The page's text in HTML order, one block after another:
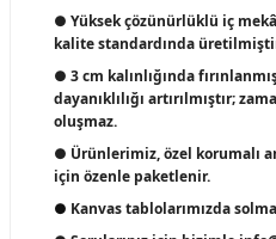
● Yüksek çözünürlüklü iç
kalite standardında
● 3 cm kalınlığında
dayanıklılığı artırılmıştır;
oluşmaz.
● Ürünlerimiz, özel korumalı
için özenle paketlenir.
● Kanvas tablolarımızda